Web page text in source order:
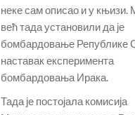
неке сам описао и у књизи.
већ тада установили да је
бомбардовање Републике
наставак експеримента
бомбардовања Ирака.
Тада је постојала комисија